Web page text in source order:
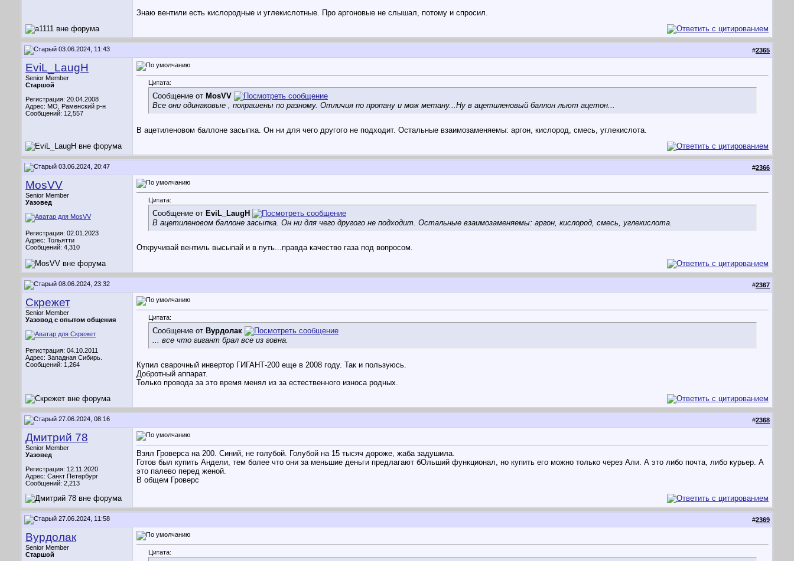
Знаю вентили есть кислородные и углекислотные. Про аргоновые не слышал, потому и спросил.
03.06.2024, 11:43 #2365
EviL_LaugH
Senior Member
Старшой
Регистрация: 20.04.2008
Адрес: МО, Раменский р-н
Сообщений: 12,557
Цитата:
Сообщение от MosVV
Все они одинаковые , покрашены по разному. Отличия по пропану и мож метану...Ну в ацетиленовый баллон льют ацетон...
В ацетиленовом баллоне засыпка. Он ни для чего другого не подходит. Остальные взаимозаменяемы: аргон, кислород, смесь, углекислота.
03.06.2024, 20:47 #2366
MosVV
Senior Member
Уазовед
Регистрация: 02.01.2023
Адрес: Тольятти
Сообщений: 4,310
Цитата:
Сообщение от EviL_LaugH
В ацетиленовом баллоне засыпка. Он ни для чего другого не подходит. Остальные взаимозаменяемы: аргон, кислород, смесь, углекислота.
Откручивай вентиль высыпай и в путь...правда качество газа под вопросом.
08.06.2024, 23:32 #2367
Скрежет
Senior Member
Уазовод с опытом общения
Регистрация: 04.10.2011
Адрес: Западная Сибирь.
Сообщений: 1,264
Цитата:
Сообщение от Вурдолак
... все что гигант брал все из говна.
Купил сварочный инвертор ГИГАНТ-200 еще в 2008 году. Так и пользуюсь.
Добротный аппарат.
Только провода за это время менял из за естественного износа родных.
27.06.2024, 08:16 #2368
Дмитрий 78
Senior Member
Уазовед
Регистрация: 12.11.2020
Адрес: Санкт Петербург
Сообщений: 2,213
Взял Гроверса на 200. Синий, не голубой. Голубой на 15 тысяч дороже, жаба задушила.
Готов был купить Андели, тем более что они за меньшие деньги предлагают бОльший функционал, но купить его можно только через Али. А это либо почта, либо курьер. А
это палево перед женой.
В общем Гроверс
27.06.2024, 11:58 #2369
Вурдолак
Senior Member
Старшой
Цитата: